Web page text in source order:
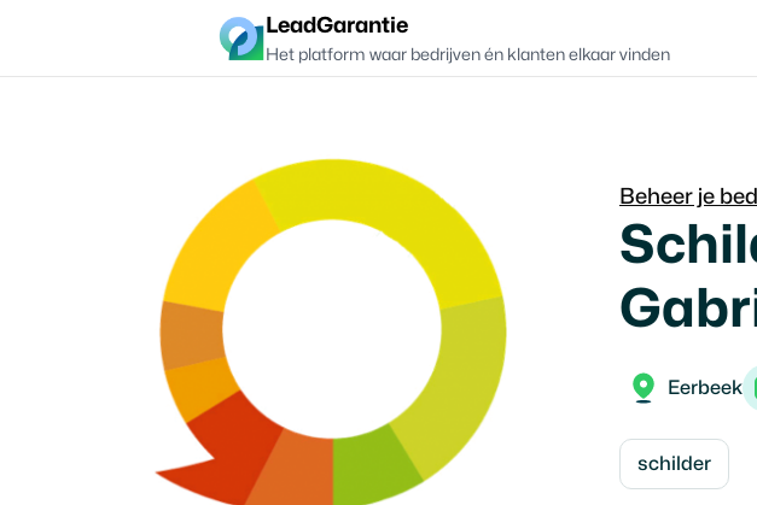
LeadGarantie
Het platform waar bedrijven én klanten elkaar vinden
Beheer je
Eerbeek
schilder